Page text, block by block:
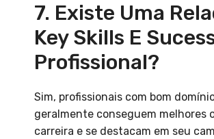
7. Existe Uma
Key Skills E
Profissional?
Sim, profissionais com bom
geralmente conseguem melhores
carreira e se destacam em seu